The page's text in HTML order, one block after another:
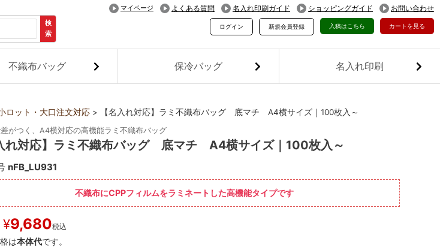
検
索
マイページ よくある質問 名入れ印刷ガイド ショッピングガイド お問い合わせ
カートを見る
入稿はこちら
ログイン 新規会員登録
不織布バッグ 保冷バッグ 名入れ印刷
ロット・大口注文対応 【名入れ対応】ラミ不織布バッグ 底マチ A4横サイズ｜100枚入～
がつく、A4横対応の高機能ラミ不織布バッグ
れ対応】ラミ不織布バッグ 底マチ A4横サイズ｜100枚入～
nFB_LU931
不織布にCPPフィルムをラミネートした高機能タイプです
¥9,680税込
は本体代です。